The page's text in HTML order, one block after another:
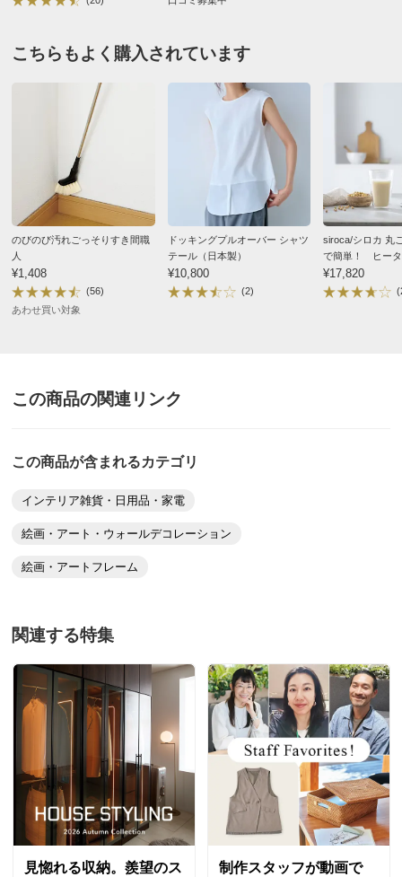
こちらもよく購入されています
のびのび汚れごっそりすき間職
人
¥1,408
(56)
あわせ買い対象
ドッキングプルオーバー シャツ
テール（日本製）
¥10,800
(2)
siroca/シロカ 丸
で簡単！ ヒータ
うちシェフブレ
ジャー付き
¥17,820
この商品の関連リンク
この商品が含まれるカテゴリ
インテリア雑貨・日用品・家電
絵画・アート・ウォールデコレーション
絵画・アートフレーム
関連する特集
見惚れる収納。羨望のス
制作スタッフが動画で